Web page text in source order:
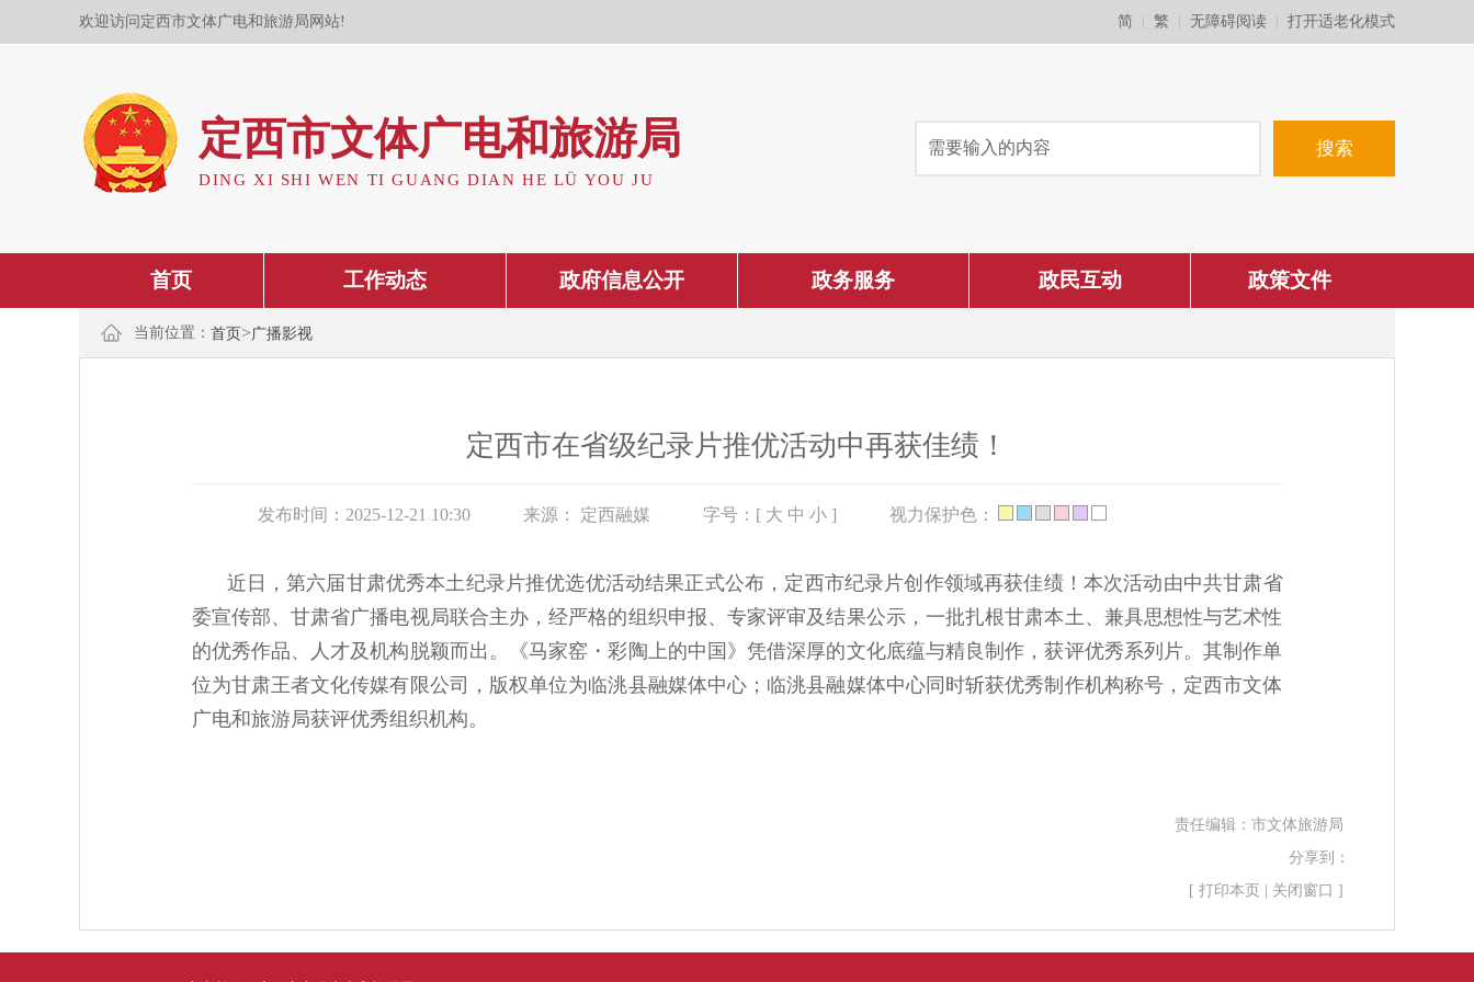
欢迎访问定西市文体广电和旅游局网站! 简 繁 无障碍阅读 打开适老化模式
定西市文体广电和旅游局
DING XI SHI WEN TI GUANG DIAN HE LÜ YOU JU
首页 工作动态 政府信息公开 政务服务 政民互动 政策文件
当前位置： 首页>广播影视
定西市在省级纪录片推优活动中再获佳绩！
发布时间：2025-12-21 10:30 来源： 定西融媒 字号：[ 大 中 小 ] 视力保护色：
近日，第六届甘肃优秀本土纪录片推优选优活动结果正式公布，定西市纪录片创作领域再获佳绩！本次活动由中共甘肃省
委宣传部、甘肃省广播电视局联合主办，经严格的组织申报、专家评审及结果公示，一批扎根甘肃本土、兼具思想性与艺术性
的优秀作品、人才及机构脱颖而出。《马家窑・彩陶上的中国》凭借深厚的文化底蕴与精良制作，获评优秀系列片。其制作单
位为甘肃王者文化传媒有限公司，版权单位为临洮县融媒体中心；临洮县融媒体中心同时斩获优秀制作机构称号，定西市文体
广电和旅游局获评优秀组织机构。
责任编辑： 市文体旅游局
分享到：
[ 打印本页 关闭窗口 ]